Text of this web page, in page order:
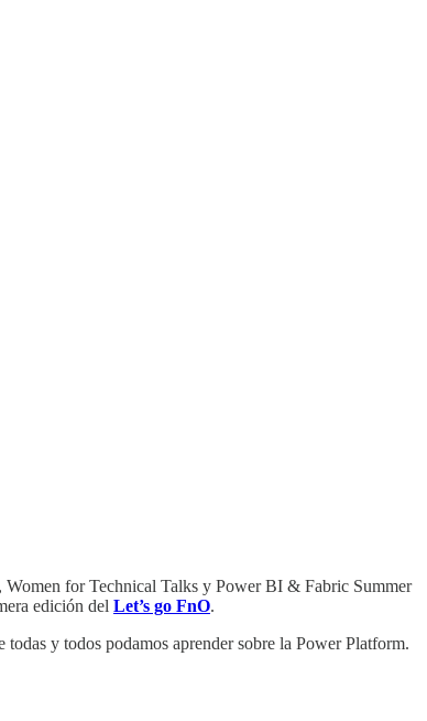
Women for Technical Talks y Power BI & Fabric Summer
edición del Let’s go FnO.
y todos podamos aprender sobre la Power Platform.